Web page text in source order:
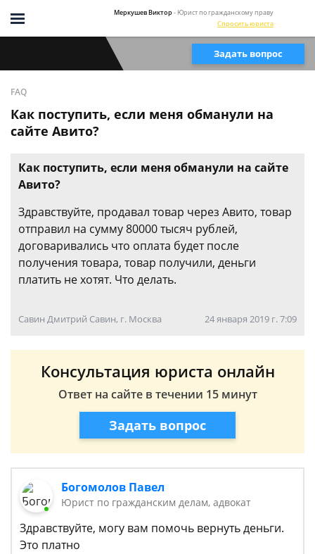
Меркушев Виктор- Юрист по гражданскому праву
Спросить юриста
Задать вопрос
FAQ
Как поступить, если меня обманули на
сайте Авито?
Как поступить, если меня обманули на сайте
Авито?
Здравствуйте, продавал товар через Авито, товар
отправил на сумму 80000 тысяч рублей,
договаривались что оплата будет после
получения товара, товар получили, деньги
платить не хотят. Что делать.
Савин Дмитрий Савин, г. Москва 24 января 2019 г. 7:09
Консультация юриста онлайн
Ответ на сайте в течении 15 минут
Задать вопрос
Богомолов Павел
Юрист по гражданским делам, адвокат
Здравствуйте, могу вам помочь вернуть деньги.
Это платно